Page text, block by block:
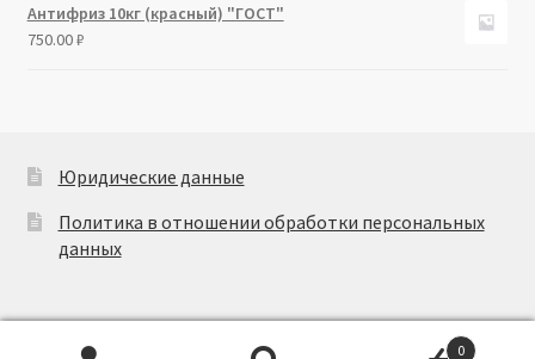
Антифриз 10кг (красный) "ГОСТ"
750.00₽
Юридические данные
Политика в отношении обработки персональных
данных
0